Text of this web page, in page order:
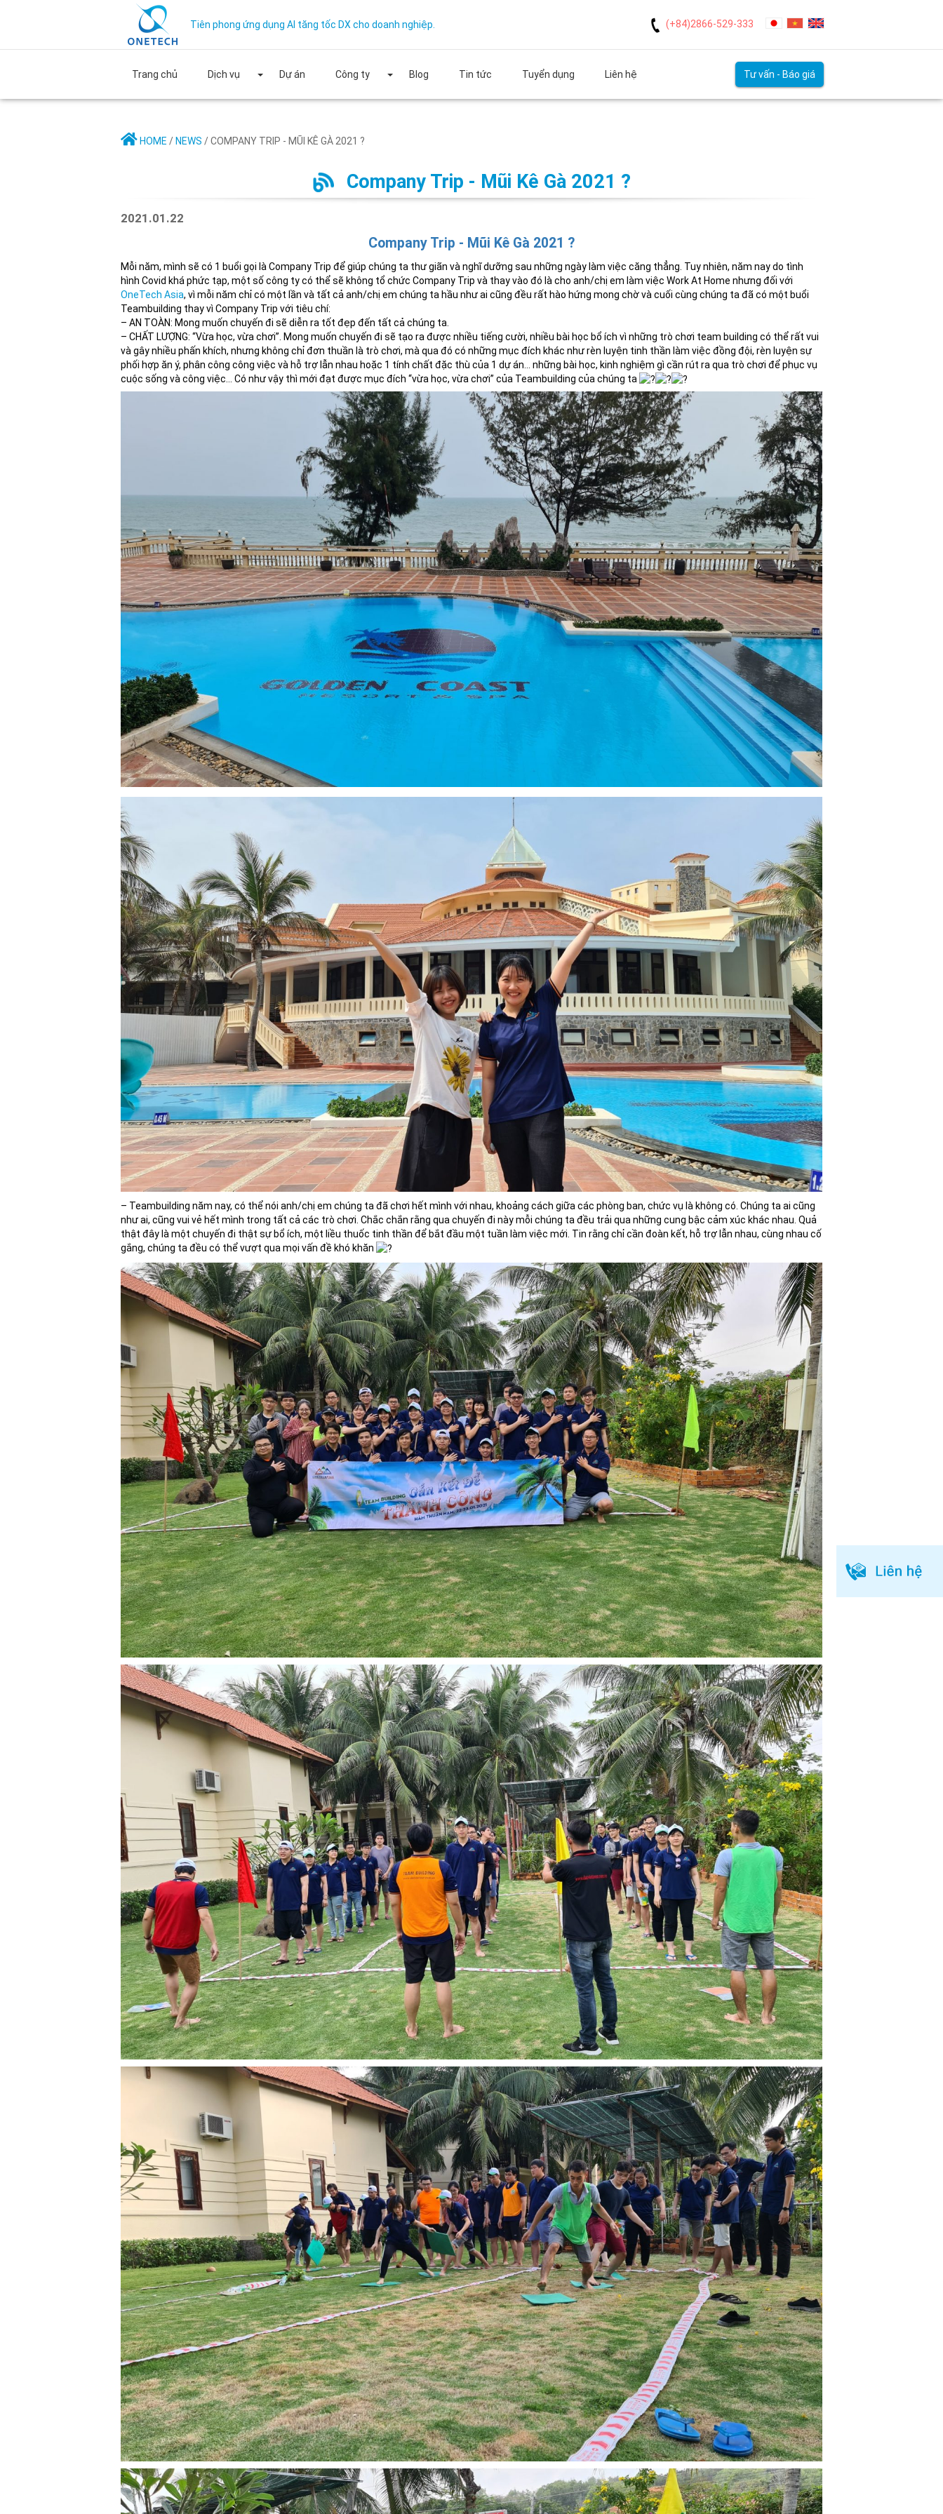
Tiên phong ứng dụng AI tăng tốc DX cho doanh nghiệp. (+84)2866-529-333
Trang chủ Dịch vụ Dự án Công ty Blog Tin tức Tuyển dụng Liên hệ Tư vấn - Báo giá
HOME / NEWS / COMPANY TRIP - MŨI KÊ GÀ 2021 ?
Company Trip - Mũi Kê Gà 2021 ?
2021.01.22
Company Trip - Mũi Kê Gà 2021 ?
Mỗi năm, mình sẽ có 1 buổi gọi là Company Trip để giúp chúng ta thư giãn và nghĩ dưỡng sau những ngày làm việc căng thẳng. Tuy nhiên, năm nay do tình
hình Covid khá phức tạp, một số công ty có thể sẽ không tổ chức Company Trip và thay vào đó là cho anh/chị em làm việc Work At Home nhưng đối với
OneTech Asia, vì mỗi năm chỉ có một lần và tất cả anh/chị em chúng ta hầu như ai cũng đều rất hào hứng mong chờ và cuối cùng chúng ta đã có một buổi
Teambuilding thay vì Company Trip với tiêu chí:
– AN TOÀN: Mong muốn chuyến đi sẽ diễn ra tốt đẹp đến tất cả chúng ta.
– CHẤT LƯỢNG: “Vừa học, vừa chơi”. Mong muốn chuyến đi sẽ tạo ra được nhiều tiếng cười, nhiều bài học bổ ích vì những trò chơi team building có thể rất vui
và gây nhiều phấn khích, nhưng không chỉ đơn thuần là trò chơi, mà qua đó có những mục đích khác như rèn luyện tinh thần làm việc đồng đội, rèn luyện sự
phối hợp ăn ý, phân công công việc và hỗ trợ lẫn nhau hoặc 1 tính chất đặc thù của 1 dự án… những bài học, kinh nghiệm gì cần rút ra qua trò chơi để phục vụ
cuộc sống và công việc… Có như vậy thì mới đạt được mục đích “vừa học, vừa chơi” của Teambuilding của chúng ta
– Teambuilding năm nay, có thể nói anh/chị em chúng ta đã chơi hết mình với nhau, khoảng cách giữa các phòng ban, chức vụ là không có. Chúng ta ai cũng
như ai, cũng vui vẻ hết mình trong tất cả các trò chơi. Chắc chắn rằng qua chuyến đi này mỗi chúng ta đều trải qua những cung bậc cảm xúc khác nhau. Quả
thật đây là một chuyến đi thật sự bổ ích, một liều thuốc tinh thần để bắt đầu một tuần làm việc mới. Tin rằng chỉ cần đoàn kết, hỗ trợ lẫn nhau, cùng nhau cố
gắng, chúng ta đều có thể vượt qua mọi vấn đề khó khăn